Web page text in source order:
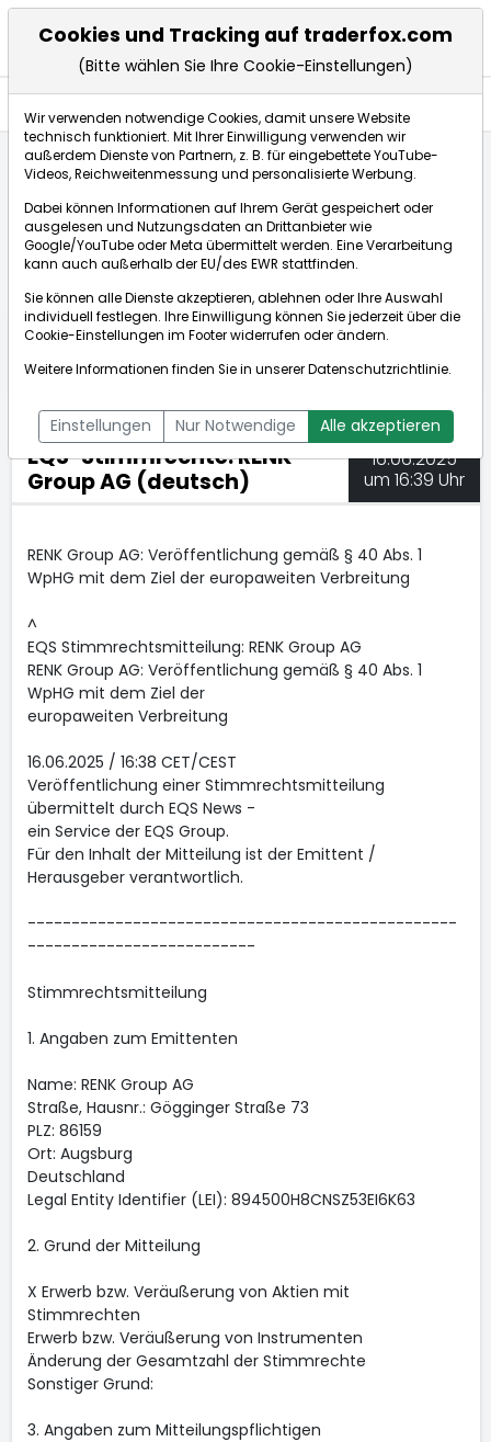
EQS-Stimmrechte: RENK Group AG (deutsch)
dpa-AFX Compact
ÜBERSICHT DPA-AFX PROFEED
DPA-AFX COMPACT
NEWSBOT
EQS-Stimmrechte: RENK
Group AG (deutsch)
16.06.2025
um 16:39 Uhr
RENK Group AG: Veröffentlichung gemäß § 40 Abs. 1
WpHG mit dem Ziel der europaweiten Verbreitung
^
EQS Stimmrechtsmitteilung: RENK Group AG
RENK Group AG: Veröffentlichung gemäß § 40 Abs. 1
WpHG mit dem Ziel der
europaweiten Verbreitung
16.06.2025 / 16:38 CET/CEST
Veröffentlichung einer Stimmrechtsmitteilung
übermittelt durch EQS News -
ein Service der EQS Group.
Für den Inhalt der Mitteilung ist der Emittent /
Herausgeber verantwortlich.
-------------------------------------------------
--------------------------
Stimmrechtsmitteilung
1. Angaben zum Emittenten
Name: RENK Group AG
Straße, Hausnr.: Gögginger Straße 73
PLZ: 86159
Ort: Augsburg
Deutschland
Legal Entity Identifier (LEI): 894500H8CNSZ53EI6K63
2. Grund der Mitteilung
X Erwerb bzw. Veräußerung von Aktien mit
Stimmrechten
Erwerb bzw. Veräußerung von Instrumenten
Änderung der Gesamtzahl der Stimmrechte
Sonstiger Grund:
3. Angaben zum Mitteilungspflichtigen
Cookies und Tracking auf traderfox.com
(Bitte wählen Sie Ihre Cookie-Einstellungen)
Wir verwenden notwendige Cookies, damit unsere Website
technisch funktioniert. Mit Ihrer Einwilligung verwenden wir
außerdem Dienste von Partnern, z. B. für eingebettete YouTube-
Videos, Reichweitenmessung und personalisierte Werbung.
Dabei können Informationen auf Ihrem Gerät gespeichert oder
ausgelesen und Nutzungsdaten an Drittanbieter wie
Google/YouTube oder Meta übermittelt werden. Eine Verarbeitung
kann auch außerhalb der EU/des EWR stattfinden.
Sie können alle Dienste akzeptieren, ablehnen oder Ihre Auswahl
individuell festlegen. Ihre Einwilligung können Sie jederzeit über die
Cookie-Einstellungen im Footer widerrufen oder ändern.
Weitere Informationen finden Sie in unsererDatenschutzrichtlinie.
Einstellungen Nur Notwendige Alle akzeptieren